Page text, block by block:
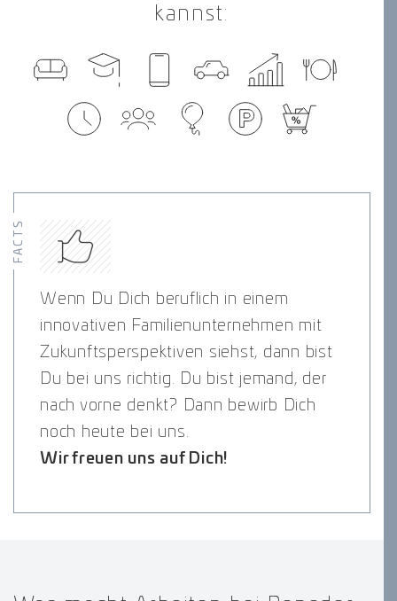
kannst:
FACTS
Wenn Du Dich beruflich in einem
innovativen Familienunternehmen mit
Zukunftsperspektiven siehst, dann bist
Du bei uns richtig. Du bist jemand, der
nach vorne denkt? Dann bewirb Dich
noch heute bei uns.
Wir freuen uns auf Dich!